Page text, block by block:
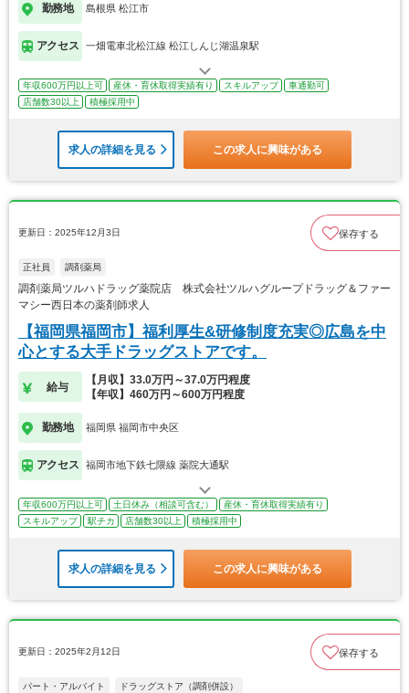
勤務地 島根県 松江市
アクセス 一畑電車北松江線 松江しんじ湖温泉駅
年収600万円以上可 産休・育休取得実績有り スキルアップ
車通勤可
店舗数30以上
積極採用中
求人の詳細を見る この求人に興味がある
更新日：2025年12月3日 保存する
正社員 調剤薬局
調剤薬局ツルハドラッグ薬院店 株式会社ツルハグループドラッグ＆ファー
マシー西日本の薬剤師求人
【福岡県福岡市】福利厚生&研修制度充実◎広島を中
心とする大手ドラッグストアです。
給与
【月収】33.0万円～37.0万円程度
【年収】460万円～600万円程度
勤務地 福岡県 福岡市中央区
アクセス 福岡市地下鉄七隈線 薬院大通駅
年収600万円以上可 土日休み（相談可含む）
産休・育休取得実績有り
スキルアップ
駅チカ 店舗数30以上 積極採用中
求人の詳細を見る この求人に興味がある
更新日：2025年2月12日 保存する
パート・アルバイト ドラッグストア（調剤併設）